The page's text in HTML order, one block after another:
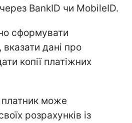
BankID чи MobileID.
сформувати
вказати дані про
копії платіжних
може
розрахунків із